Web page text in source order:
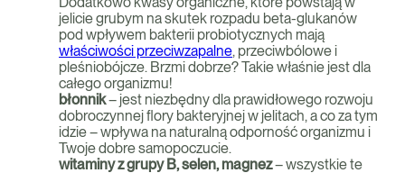
jelicie grubym na skutek rozpadu beta-glukanów
pod wpływem bakterii probiotycznych mają
właściwości przeciwzapalne, przeciwbólowe i
pleśniobójcze. Brzmi dobrze? Takie właśnie jest dla
całego organizmu!
błonnik– jest niezbędny dla prawidłowego rozwoju
dobroczynnej flory bakteryjnej w jelitach, a co za tym
idzie – wpływa na naturalną odporność organizmu i
Twoje dobre samopoczucie.
witaminy z grupy B, selen, magnez– wszystkie te